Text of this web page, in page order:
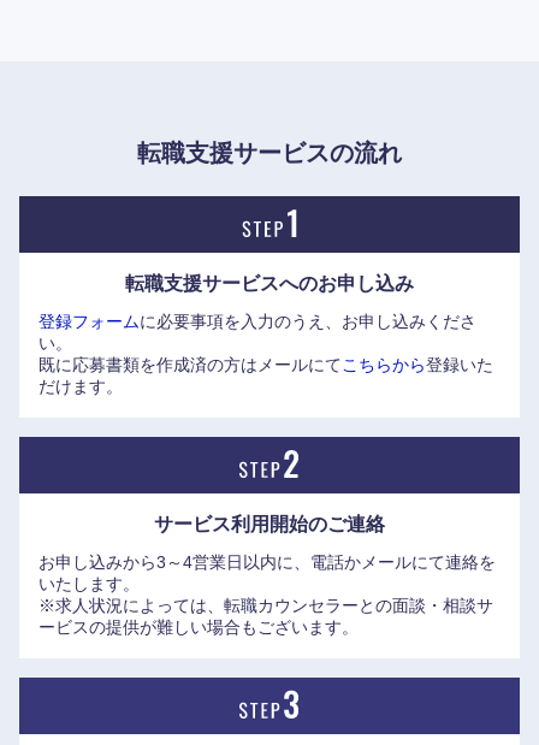
転職支援サービスの流れ
転職支援サービスへのお申し込み
登録フォームに必要事項を入力のうえ、お申し込みくださ
い。
既に応募書類を作成済の方はメールにてこちらから登録いた
だけます。
サービス利用開始のご連絡
お申し込みから3～4営業日以内に、電話かメールにて連絡を
いたします。
※求人状況によっては、転職カウンセラーとの面談・相談サ
ービスの提供が難しい場合もございます。